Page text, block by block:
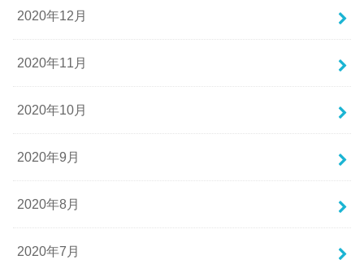
2020年12月
2020年11月
2020年10月
2020年9月
2020年8月
2020年7月